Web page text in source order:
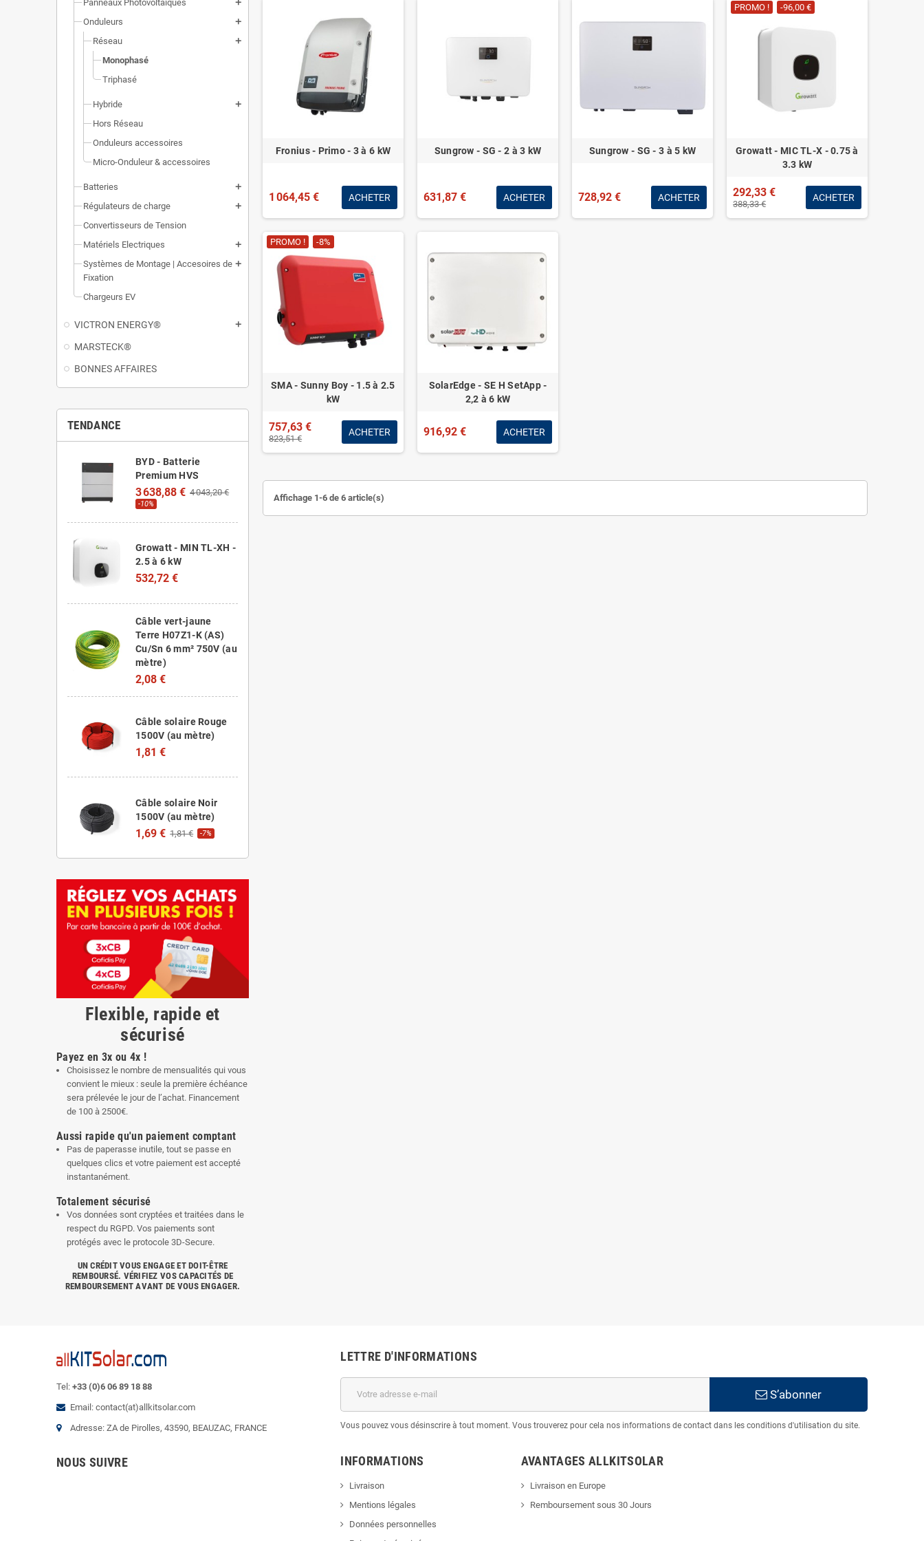
Panneaux Photovoltaïques add
Onduleurs add
Réseau add
Monophasé
Triphasé
Hybride add
Hors Réseau
Onduleurs accessoires
Micro-Onduleur & accessoires
Batteries add
Régulateurs de charge add
Convertisseurs de Tension
Matériels Electriques
add
Systèmes de Montage | Accesoires de
Fixation
add
Chargeurs EV
VICTRON ENERGY® add
MARSTECK®
BONNES AFFAIRES
TENDANCE
BYD - Batterie
Premium HVS
3 638,88 € 4 043,20 €
-10%
Growatt - MIN TL-XH -
2.5 à 6 kW
532,72 €
Câble vert-jaune
Terre H07Z1-K (AS)
Cu/Sn 6 mm² 750V (au
mètre)
2,08 €
Câble solaire Rouge
1500V (au mètre)
1,81 €
Câble solaire Noir
1500V (au mètre)
1,69 € 1,81 € -7%
Flexible, rapide et
sécurisé
Payez en 3x ou 4x !
Choisissez le nombre de mensualités qui vous
convient le mieux : seule la première échéance
sera prélevée le jour de l’achat. Financement
de 100 à 2500€.
Aussi rapide qu'un paiement comptant
Pas de paperasse inutile, tout se passe en
quelques clics et votre paiement est accepté
instantanément.
Totalement sécurisé
Vos données sont cryptées et traitées dans le
respect du RGPD. Vos paiements sont
protégés avec le protocole 3D-Secure.
UN CRÉDIT VOUS ENGAGE ET DOIT-ÊTRE
REMBOURSÉ. VÉRIFIEZ VOS CAPACITÉS DE
REMBOURSEMENT AVANT DE VOUS ENGAGER.
Fronius - Primo - 3 à 6 kW
1 064,45 € ACHETER
Sungrow - SG - 2 à 3 kW
631,87 € ACHETER
Sungrow - SG - 3 à 5 kW
728,92 € ACHETER
PROMO ! -96,00 €
Growatt - MIC TL-X - 0.75 à
3.3 kW
292,33 €
388,33 €
ACHETER
PROMO ! -8%
SMA - Sunny Boy - 1.5 à 2.5
kW
757,63 €
823,51 €
ACHETER
SolarEdge - SE H SetApp -
2,2 à 6 kW
916,92 € ACHETER
Affichage 1-6 de 6 article(s)
Tel: +33 (0)6 06 89 18 88
Email: contact(at)allkitsolar.com
Adresse: ZA de Pirolles, 43590, BEAUZAC, FRANCE
NOUS SUIVRE
LETTRE D'INFORMATIONS
S’abonner
Vous pouvez vous désinscrire à tout moment. Vous trouverez pour cela nos informations de contact dans les conditions d'utilisation du site.
INFORMATIONS
Livraison
Mentions légales
Données personnelles
AVANTAGES ALLKITSOLAR
Livraison en Europe
Remboursement sous 30 Jours